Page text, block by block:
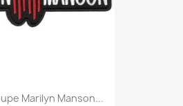
Marilyn Manson...